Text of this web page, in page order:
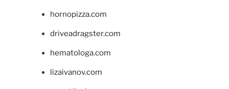
hornopizza.com
driveadragster.com
hematologa.com
lizaivanov.com